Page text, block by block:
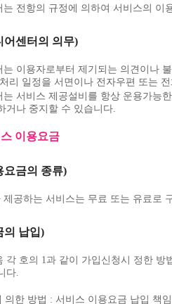
전항의 규정에 의하여 서비스의 이
어센터의 의무)
이용자로부터 제기되는 의견이나
리 일정을 서면이나 전자우편 또는
서비스 제공설비를 항상 운용가능
거나 중지할 수 있습니다.
이용요금
요금의 종류)
제공하는 서비스는 무료 또는 유료로
의 납입)
각 호의 1과 같이 가입신청시 정한
다.
의한 방법 : 서비스 이용요금 납입 책